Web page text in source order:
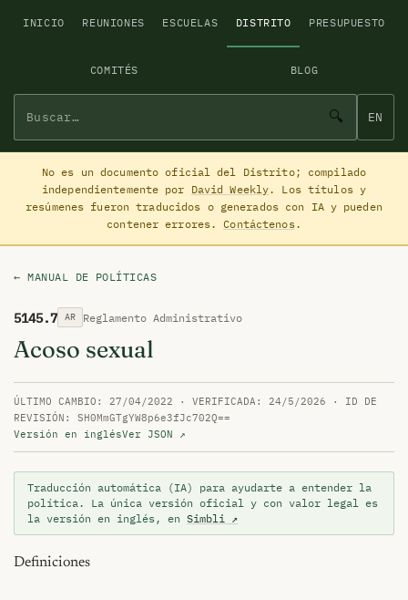
INICIO REUNIONES ESCUELAS DISTRITO PRESUPUESTO
COMITÉS BLOG
🔍 EN
No es un documento oficial del Distrito; compilado
independientemente por David Weekly. Los títulos y
resúmenes fueron traducidos o generados con IA y pueden
contener errores. Contáctenos.
← MANUAL DE POLÍTICAS
5145.7 AR Reglamento Administrativo
Acoso sexual
ÚLTIMO CAMBIO: 27/04/2022 · VERIFICADA: 24/5/2026 · ID DE
REVISIÓN: SH0MmGTgYW8p6e3fJc702Q==
Versión en inglésVer JSON ↗
Traducción automática (IA) para ayudarte a entender la
política. La única versión oficial y con valor legal es
la versión en inglés, en Simbli ↗
Definiciones